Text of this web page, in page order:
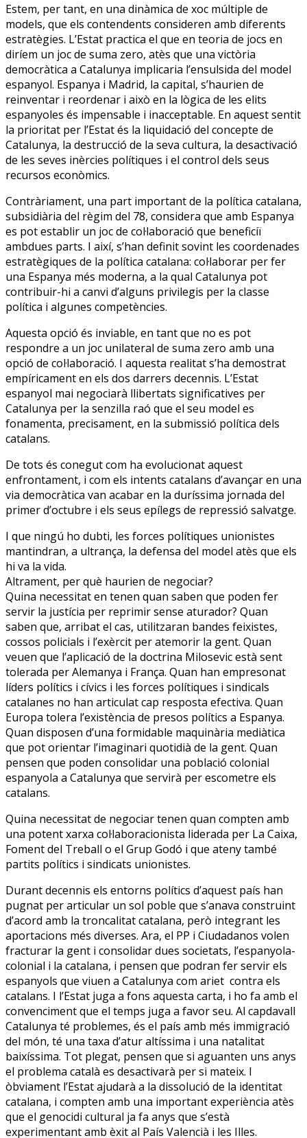
Estem, per tant, en una dinàmica de xoc múltiple de
models, que els contendents consideren amb diferents
estratègies. L’Estat practica el que en teoria de jocs en
diríem un joc de suma zero, atès que una victòria
democràtica a Catalunya implicaria l’ensulsida del model
espanyol. Espanya i Madrid, la capital, s’haurien de
reinventar i reordenar i això en la lògica de les elits
espanyoles és impensable i inacceptable. En aquest sentit
la prioritat per l’Estat és la liquidació del concepte de
Catalunya, la destrucció de la seva cultura, la desactivació
de les seves inèrcies polítiques i el control dels seus
recursos econòmics.
Contràriament, una part important de la política catalana,
subsidiària del règim del 78, considera que amb Espanya
es pot establir un joc de col·laboració que beneficiï
ambdues parts. I així, s’han definit sovint les coordenades
estratègiques de la política catalana: col·laborar per fer
una Espanya més moderna, a la qual Catalunya pot
contribuir-hi a canvi d’alguns privilegis per la classe
política i algunes competències.
Aquesta opció és inviable, en tant que no es pot
respondre a un joc unilateral de suma zero amb una
opció de col·laboració. I aquesta realitat s’ha demostrat
empíricament en els dos darrers decennis. L’Estat
espanyol mai negociarà llibertats significatives per
Catalunya per la senzilla raó que el seu model es
fonamenta, precisament, en la submissió política dels
catalans.
De tots és conegut com ha evolucionat aquest
enfrontament, i com els intents catalans d’avançar en una
via democràtica van acabar en la duríssima jornada del
primer d’octubre i els seus epílegs de repressió salvatge.
I que ningú ho dubti, les forces polítiques unionistes
mantindran, a ultrança, la defensa del model atès que els
hi va la vida.
Altrament, per què haurien de negociar?
Quina necessitat en tenen quan saben que poden fer
servir la justícia per reprimir sense aturador? Quan
saben que, arribat el cas, utilitzaran bandes feixistes,
cossos policials i l’exèrcit per atemorir la gent. Quan
veuen que l’aplicació de la doctrina Milosevic està sent
tolerada per Alemanya i França. Quan han empresonat
líders polítics i cívics i les forces polítiques i sindicals
catalanes no han articulat cap resposta efectiva. Quan
Europa tolera l’existència de presos polítics a Espanya.
Quan disposen d’una formidable maquinària mediàtica
que pot orientar l’imaginari quotidià de la gent. Quan
pensen que poden consolidar una població colonial
espanyola a Catalunya que servirà per escometre els
catalans.
Quina necessitat de negociar tenen quan compten amb
una potent xarxa col·laboracionista liderada per La Caixa,
Foment del Treball o el Grup Godó i que ateny també
partits polítics i sindicats unionistes.
Durant decennis els entorns polítics d’aquest país han
pugnat per articular un sol poble que s’anava construint
d’acord amb la troncalitat catalana, però integrant les
aportacions més diverses. Ara, el PP i Ciudadanos volen
fracturar la gent i consolidar dues societats, l’espanyola-
colonial i la catalana, i pensen que podran fer servir els
espanyols que viuen a Catalunya com ariet contra els
catalans. I l’Estat juga a fons aquesta carta, i ho fa amb el
convenciment que el temps juga a favor seu. Al capdavall
Catalunya té problemes, és el país amb més immigració
del món, té una taxa d’atur altíssima i una natalitat
baixíssima. Tot plegat, pensen que si aguanten uns anys
el problema català es desactivarà per si mateix. I
òbviament l’Estat ajudarà a la dissolució de la identitat
catalana, i compten amb una important experiència atès
que el genocidi cultural ja fa anys que s’està
experimentant amb èxit al País Valencià i les Illes.